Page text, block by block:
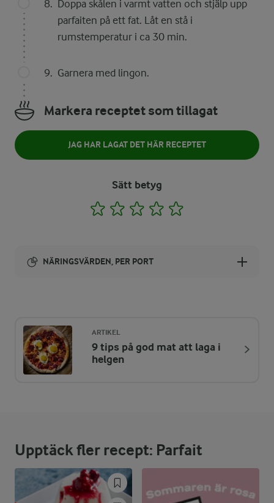
Doppa skålen i varmt vatten och stjälp upp
parfaiten på ett fat. Låt en stå i
rumstemperatur i ca 30 min.
Garnera med lingon.
Markera receptet som tillagat
JAG HAR LAGAT DET HÄR RECEPTET
Sätt betyg
1 2 3 4
NÄRINGSVÄRDEN, PER PORT
ENERGIDISTRIBUTION %
NÄRINGSVÄRDEN PER PORT
Fett:
70 %
24,9 g
Kolhydrater:
23,4 %
18,1 g
ARTIKEL
9 tips på god mat att laga i
helgen
Upptäck fler recept: Parfait